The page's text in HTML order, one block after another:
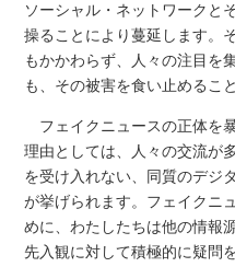
ソーシャル・ネットワークと
操ることにより蔓延します。
もかかわらず、人々の注目を
も、その被害を食い止めるこ
フェイクニュースの正体を
理由としては、人々の交流が
を受け入れない、同質のデジ
が挙げられます。フェイクニ
めに、わたしたちは他の情報
先入観に対して積極的に疑問